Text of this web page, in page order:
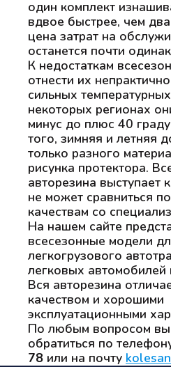
один комплект
вдвое быстрее, чем
цена затрат на
останется почти
К недостаткам
отнести их
сильных
некоторых регионах
минус до плюс 40
того, зимняя и летняя
только разного
рисунка протектора.
авторезина выступает
не может сравниться
качествам со
На нашем сайте
всесезонные модели
легкогрузового
легковых автомобилей
Вся авторезина
качеством и хорошими
эксплуатационными
По любым вопросом
обратиться по
78 или на почту